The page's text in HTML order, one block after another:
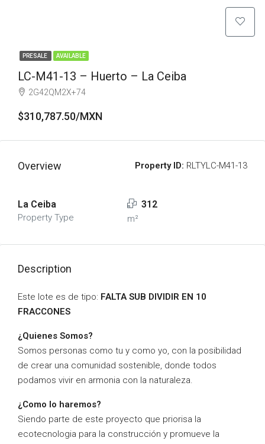
PRESALE AVAILABLE
LC-M41-13 – Huerto – La Ceiba
2G42QM2X+74
$310,787.50/MXN
Overview Property ID: RLTYLC-M41-13
La Ceiba
Property Type
312
m²
Description
Este lote es de tipo: FALTA SUB DIVIDIR EN 10
FRACCONES
¿Quienes Somos?
Somos personas como tu y como yo, con la posibilidad
de crear una comunidad sostenible, donde todos
podamos vivir en armonia con la naturaleza.
¿Como lo haremos?
Siendo parte de este proyecto que priorisa la
ecotecnologia para la construcción y promueve la